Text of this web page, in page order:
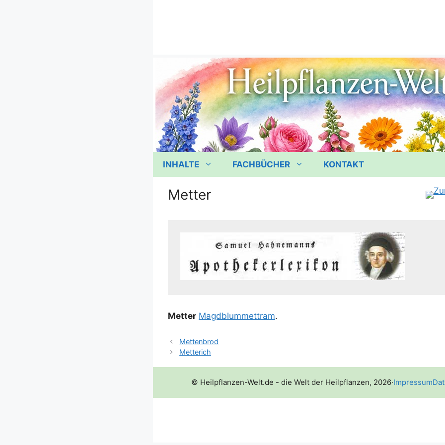
INHALTE FACHBÜCHER KONTAKT
Metter
Met­ter Magd­blum­mettram.
Mettenbrod
Metterich
© Heilpflanzen-Welt.de - die Welt der Heilpflanzen, 2026·Impressum